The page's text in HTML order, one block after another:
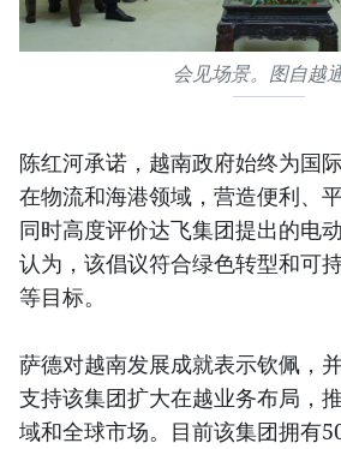
会见场景。图自越
陈红河承诺，越南政府始终为国
在物流和海港领域，营造便利、
同时高度评价达飞集团提出的电
认为，该倡议符合绿色转型和可
等目标。
萨德对越南发展成就表示钦佩，
支持该集团扩大在越业务布局，
域和全球市场。目前该集团拥有